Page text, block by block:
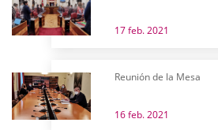
17 feb. 2021
Reunión de la Mesa
16 feb. 2021